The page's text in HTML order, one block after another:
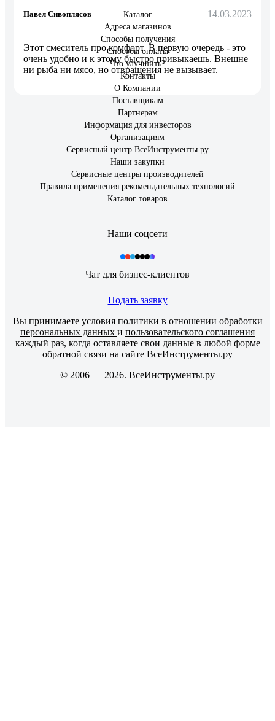
Павел Сивоплясов 14.03.2023
Этот смеситель про комфорт. В первую очередь - это
очень удобно и к этому быстро привыкаешь. Внешне
ни рыба ни мясо, но отвращения не вызывает.
Каталог
Адреса магазинов
Способы получения
Способы оплаты
Что улучшить?
Контакты
О Компании
Поставщикам
Партнерам
Информация для инвесторов
Организациям
Сервисный центр ВсеИнструменты.ру
Наши закупки
Сервисные центры производителей
Правила применения рекомендательных технологий
Каталог товаров
Наши соцсети
Чат для бизнес-клиентов
Подать заявку
Вы принимаете условия политики в отношении обработки
персональных данных и пользовательского соглашения
каждый раз, когда оставляете свои данные в любой форме
обратной связи на сайте ВсеИнструменты.ру
© 2006 — 2026. ВсеИнструменты.ру